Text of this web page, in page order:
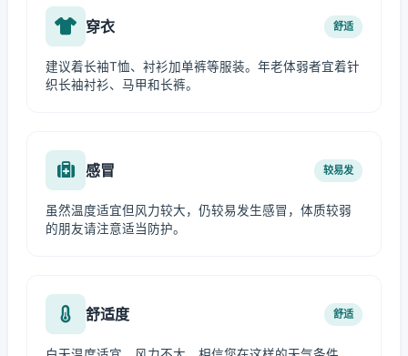
穿衣 舒适
建议着长袖T恤、衬衫加单裤等服装。年老体弱者宜着针
织长袖衬衫、马甲和长裤。
感冒 较易发
虽然温度适宜但风力较大，仍较易发生感冒，体质较弱
的朋友请注意适当防护。
舒适度 舒适